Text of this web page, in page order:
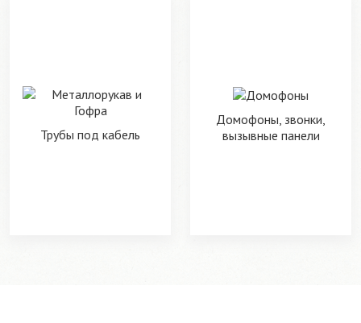
Трубы под кабель
Домофоны, звонки,
вызывные панели